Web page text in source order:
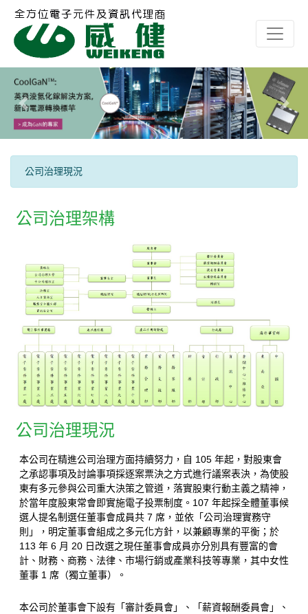
Previous Next
公司治理現況
公司治理架構
公司治理現況
本公司在精進公司治理方面持續努力，自 105 年起，對股東會
之承認事項及討論事項採逐案票決之方式進行議案表決，為使股
東有多元參與公司重大決策之管道，落實股東行動主義之精神，
於當年度股東常會即實施電子投票制度。107 年起採全體董事候
選人提名制選任董事會成員共 7 席，並依「公司治理實務守
則」，明定董事會組成之多元化方針，以兼顧專業的平衡；於
113 年 6 月 20 日改選之現任董事會成員亦分別具有豐富的會
計、財務、商務、法律、市場行銷或產業科技等專業，其中女性
董事 1 席（獨立董事）。
本公司於董事會下設有「審計委員會」、「薪資報酬委員會」、